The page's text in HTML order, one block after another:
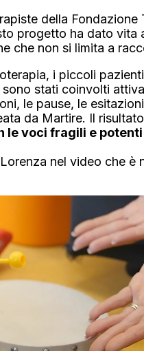
della
progetto ha dato vita
che non si limita a
i piccoli
stati coinvolti
le pause, le
da Martire. Il
le voci fragili e
nel video che è